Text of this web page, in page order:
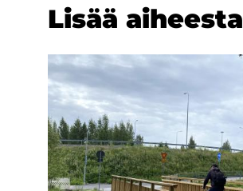
Lisää ai­hees­ta